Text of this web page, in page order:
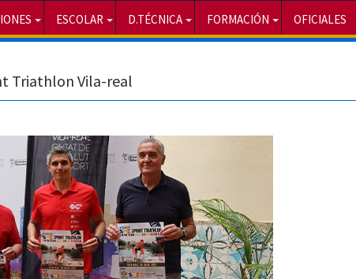
ESCOLAR D.TÉCNICA FORMACIÓN OFICIALES
Triathlon Vila-real